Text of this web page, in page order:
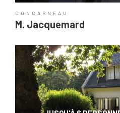
CONCARNEAU
M. Jacquemard